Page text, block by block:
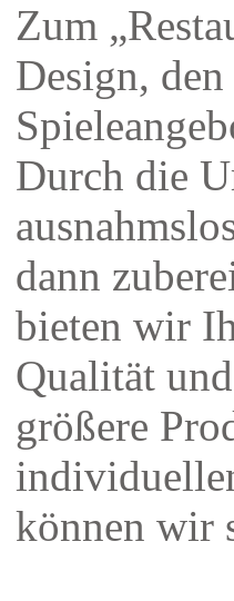
Zum
Design,
Durch die
dann
bieten wir
Qualität
größere
können wir